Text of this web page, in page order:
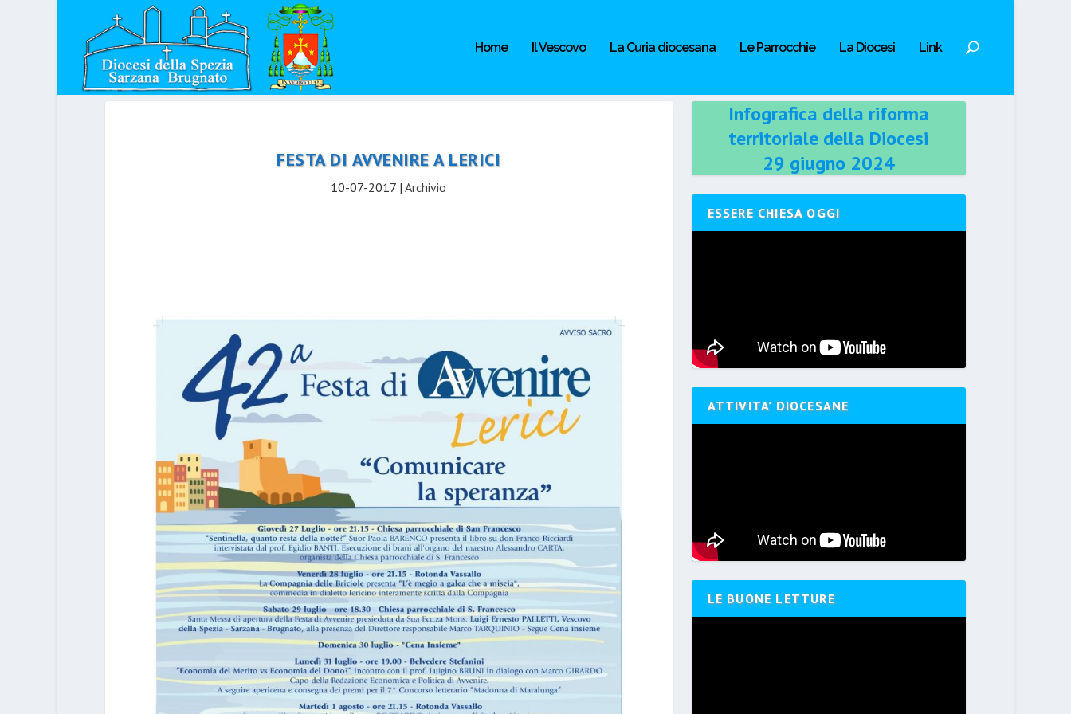
Home Il Vescovo La Curia diocesana Le Parrocchie La Diocesi Link
FESTA DI AVVENIRE A LERICI
10-07-2017 |Archivio
Infografica della riforma
territoriale della Diocesi
29 giugno 2024
ESSERE CHIESA OGGI
ATTIVITA’ DIOCESANE
LE BUONE LETTURE